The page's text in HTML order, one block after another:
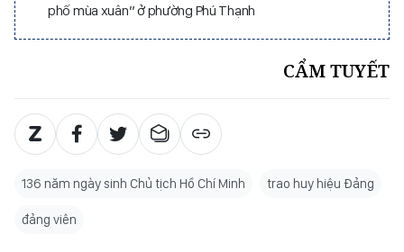
phố mùa xuân” ở phường Phú Thạnh
CẨM TUYẾT
136 năm ngày sinh Chủ tịch Hồ Chí Minh trao huy hiệu Đảng
đảng viên